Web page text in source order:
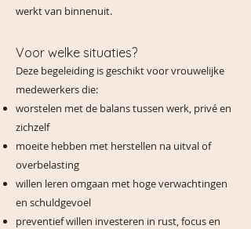
werkt van binnenuit.
Voor welke situaties?
Deze begeleiding is geschikt voor vrouwelijke
medewerkers die:
worstelen met de balans tussen werk, privé en
zichzelf
moeite hebben met herstellen na uitval of
overbelasting
willen leren omgaan met hoge verwachtingen
en schuldgevoel
preventief willen investeren in rust, focus en